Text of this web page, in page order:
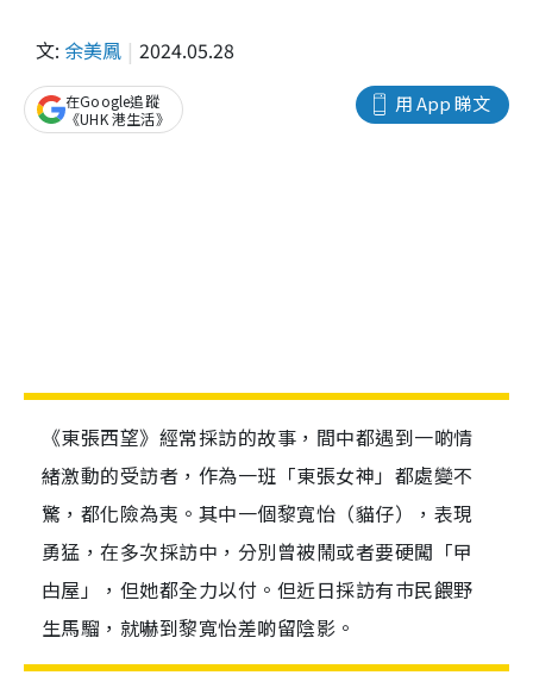
文: 余美鳳 2024.05.28
用 App 睇文
在Google追蹤
《UHK 港生活》
《東張西望》經常採訪的故事，間中都遇到一啲情
緒激動的受訪者，作為一班「東張女神」都處變不
驚，都化險為夷。其中一個黎寬怡（貓仔），表現
勇猛，在多次採訪中，分別曾被鬧或者要硬闖「曱
甴屋」，但她都全力以付。但近日採訪有巿民餵野
生馬騮，就嚇到黎寬怡差啲留陰影。